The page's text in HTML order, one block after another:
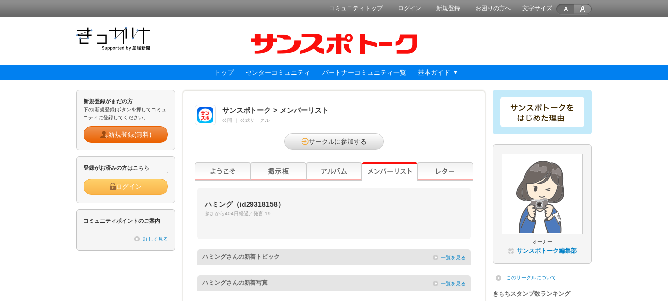
コミュニティトップ ログイン 新規登録 お困りの方へ 文字サイズ A
トップ センターコミュニティ パートナーコミュニティ一覧 基本ガイド
新規登録がまだの方
下の[新規登録]ボタンを押してコミュ
ニティに登録してください。
新規登録(無料)
登録がお済みの方はこちら
ログイン
コミュ二ティポイントのご案内
詳しく見る
サンスポトーク > メンバーリスト
公開 公式サークル
サークルに参加する
ハミング（id29318158）
参加から404日経過／発言:19
ハミングさんの新着トピック 一覧を見る
ハミングさんの新着写真 一覧を見る
オーナー
サンスポトーク編集部
このサークルについて
きもちスタンプ数ランキング